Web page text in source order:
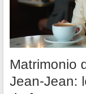
Matrimonio
Jean-Jean: